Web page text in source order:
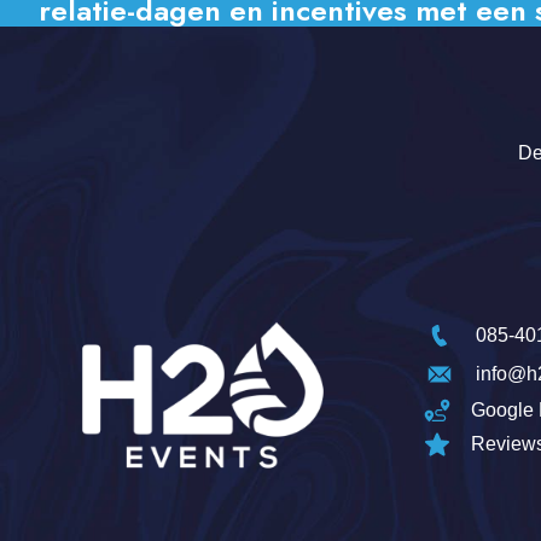
relatie-dagen en incentives met
085-
Google